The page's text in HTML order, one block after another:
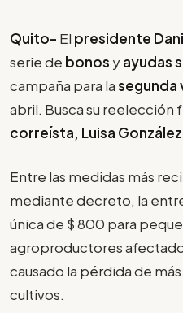
Quito- El presidente
serie de bonos yayudas
campaña para lasegunda
abril. Busca su reelección
correísta, Luisa González
Entre las medidas más
mediante decreto, la
única de $ 800 para
agroproductores
causado la pérdida de
cultivos.